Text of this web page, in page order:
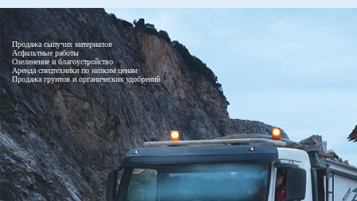
Продажа сыпучих материалов
Асфальтные работы
Озеленение и благоустройство
Аренда спецтехники по низким ценам
Продажа грунтов и органических удобрений